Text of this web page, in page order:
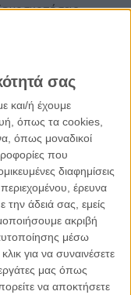
σας
και/ή έχουμε
όπως τα cookies,
όπως μοναδικοί
που
διαφημίσεις
έρευνα
την άδειά σας, εμείς
ακριβή
μέσω
για να συναινέσετε
μας όπως
να αποκτήσετε
τα σχολεία.
σχολεία δεν
όλα αυτά για
Εξετάζεται το
τρεις μέρες πριν
απόλυτα
ερωτήματα και
και με την παιδεία.
οικονομικά και
να σας ανησυχεί.
ιστορίας μας, που
τα παιδιά
πέσει το κεφάλαιο